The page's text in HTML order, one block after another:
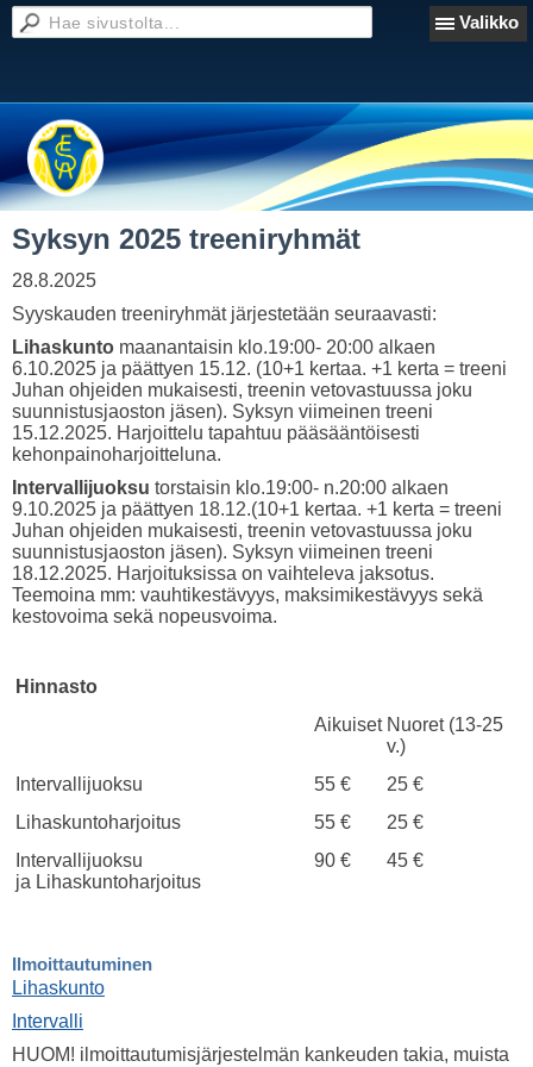
Valikko
Syksyn 2025 treeniryhmät
28.8.2025
Syyskauden treeniryhmät järjestetään seuraavasti:
Lihaskunto maanantaisin klo.19:00- 20:00 alkaen
6.10.2025 ja päättyen 15.12. (10+1 kertaa. +1 kerta = treeni
Juhan ohjeiden mukaisesti, treenin vetovastuussa joku
suunnistusjaoston jäsen). Syksyn viimeinen treeni
15.12.2025. Harjoittelu tapahtuu pääsääntöisesti
kehonpainoharjoitteluna.
Intervallijuoksu torstaisin klo.19:00- n.20:00 alkaen
9.10.2025 ja päättyen 18.12.(10+1 kertaa. +1 kerta = treeni
Juhan ohjeiden mukaisesti, treenin vetovastuussa joku
suunnistusjaoston jäsen). Syksyn viimeinen treeni
18.12.2025. Harjoituksissa on vaihteleva jaksotus.
Teemoina mm: vauhtikestävyys, maksimikestävyys sekä
kestovoima sekä nopeusvoima.
Hinnasto
Aikuiset Nuoret (13-25
v.)
Intervallijuoksu
55 €
25 €
Lihaskuntoharjoitus
55 €
25 €
Intervallijuoksu
ja Lihaskuntoharjoitus
90 € 45 €
Ilmoittautuminen
Lihaskunto
Intervalli
HUOM! ilmoittautumisjärjestelmän kankeuden takia, muista